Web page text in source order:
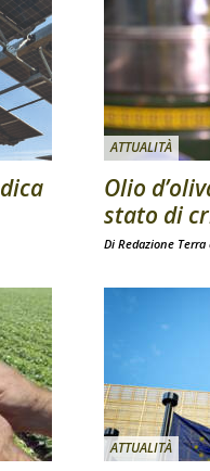
ATTUALITÀ
Olio
stato di
Di Redazione Terra
ATTUALITÀ